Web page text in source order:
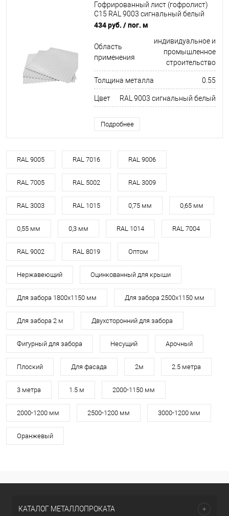
Гофрированный лист (гофролист)
С15 RAL 9003 сигнальный белый
0.55 мм
434 руб. / пог. м
Область
применения
индивидуальное и
промышленное
строительство
Толщина металла 0.55
Цвет RAL 9003 сигнальный белый
Подробнее
RAL 9005 RAL 7016 RAL 9006
RAL 7005 RAL 5002 RAL 3009
RAL 3003 RAL 1015 0,75 мм 0,65 мм
0,55 мм 0,3 мм RAL 1014 RAL 7004
RAL 9002 RAL 8019 Оптом
Нержавеющий Оцинкованный для крыши
Для забора 1800х1150 мм Для забора 2500х1150 мм
Для забора 2 м Двухсторонний для забора
Фигурный для забора Несущий Арочный
Плоский Для фасада 2м 2.5 метра
3 метра 1.5 м 2000-1150 мм
2000-1200 мм 2500-1200 мм 3000-1200 мм
Оранжевый
КАТАЛОГ МЕТАЛЛОПРОКАТА